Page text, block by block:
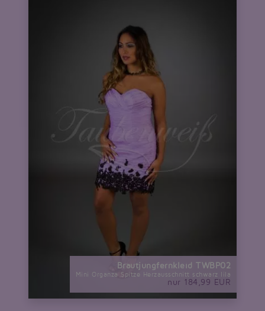
Brautjungfernkleid TWBP02
Mini Organza Spitze Herzausschnitt schwarz lila
nur 184,99 EUR